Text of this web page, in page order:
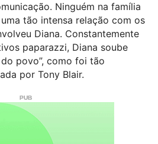
Ninguém na família
tão intensa relação com os
Diana. Constantemente
paparazzi, Diana soube
povo”, como foi tão
por Tony Blair.